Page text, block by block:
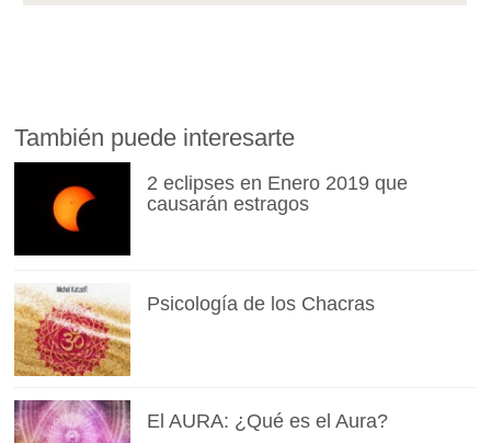
También puede interesarte
2 eclipses en Enero 2019 que
causarán estragos
Psicología de los Chacras
El AURA: ¿Qué es el Aura?